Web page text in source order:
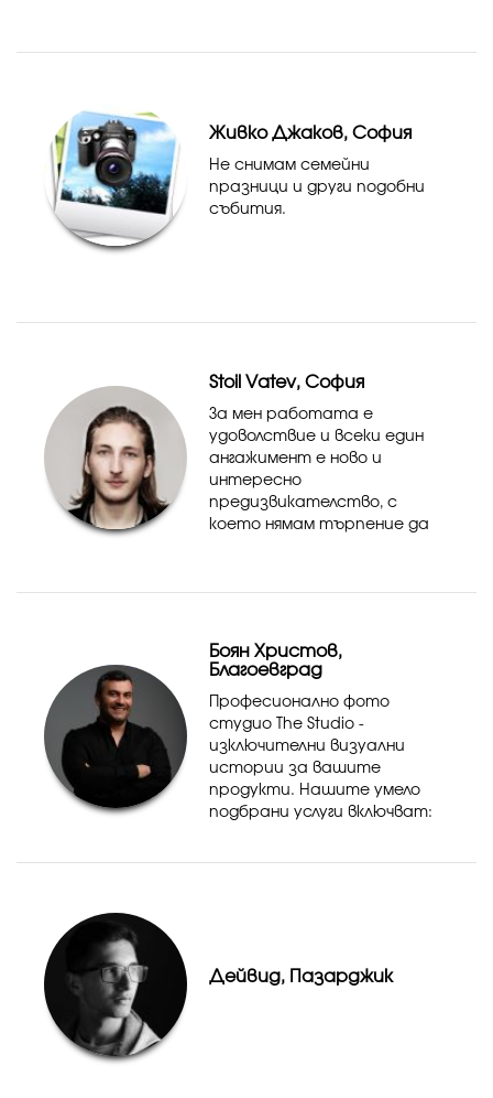
Живко Джаков, София
Не снимам семейни
празници и други подобни
събития.
Stoil Vatev, София
За мен работата е
удоволствие и всеки един
ангажимент е ново и
интересно
предизвикателство, с
което нямам търпение да
професионална техника,
познати кадри...
Боян Христов,
Благоевград
Професионално фото
студио The Studio -
изключителни визуални
истории за вашите
продукти. Нашите умело
подбрани услуги включват:
Дейвид, Пазарджик